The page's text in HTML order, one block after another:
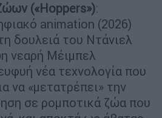
(«Hoppers»):
animation (2026)
δουλειά του Ντάνιελ
νεαρή Μέιμπελ
νέα τεχνολογία που
να «μετατρέπει» την
σε ρομποτικά ζώα που